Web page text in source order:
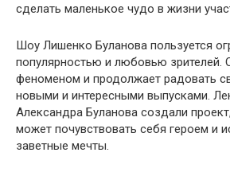
сделать маленькое чудо в жизни
Шоу Лишенко Буланова пользуется
популярностью и любовью зрителей.
феноменом и продолжает радовать
новыми и интересными выпусками.
Александра Буланова создали
может почувствовать себя героем и
заветные мечты.